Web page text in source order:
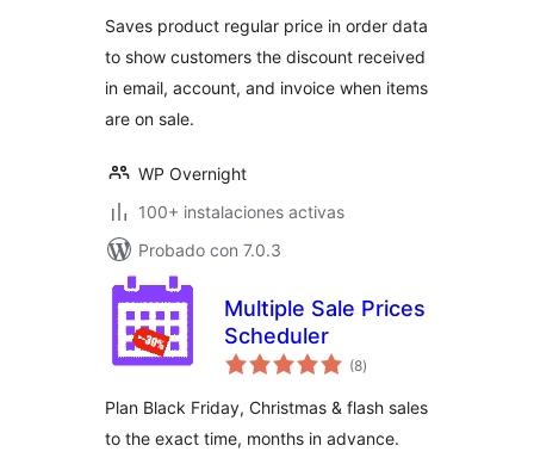
Saves product regular price in order data
to show customers the discount received
in email, account, and invoice when items
are on sale.
WP Overnight
100+ instalaciones activas
Probado con 7.0.3
Multiple Sale Prices
Scheduler
(8total
de
)
Plan Black Friday, Christmas & flash sales
to the exact time, months in advance.